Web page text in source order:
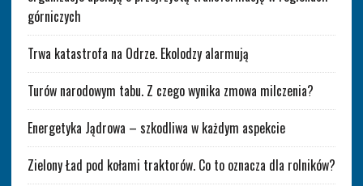
górniczych
Trwa katastrofa na Odrze. Ekolodzy alarmują
Turów narodowym tabu. Z czego wynika zmowa milczenia?
Energetyka Jądrowa – szkodliwa w każdym aspekcie
Zielony Ład pod kołami traktorów. Co to oznacza dla rolników?